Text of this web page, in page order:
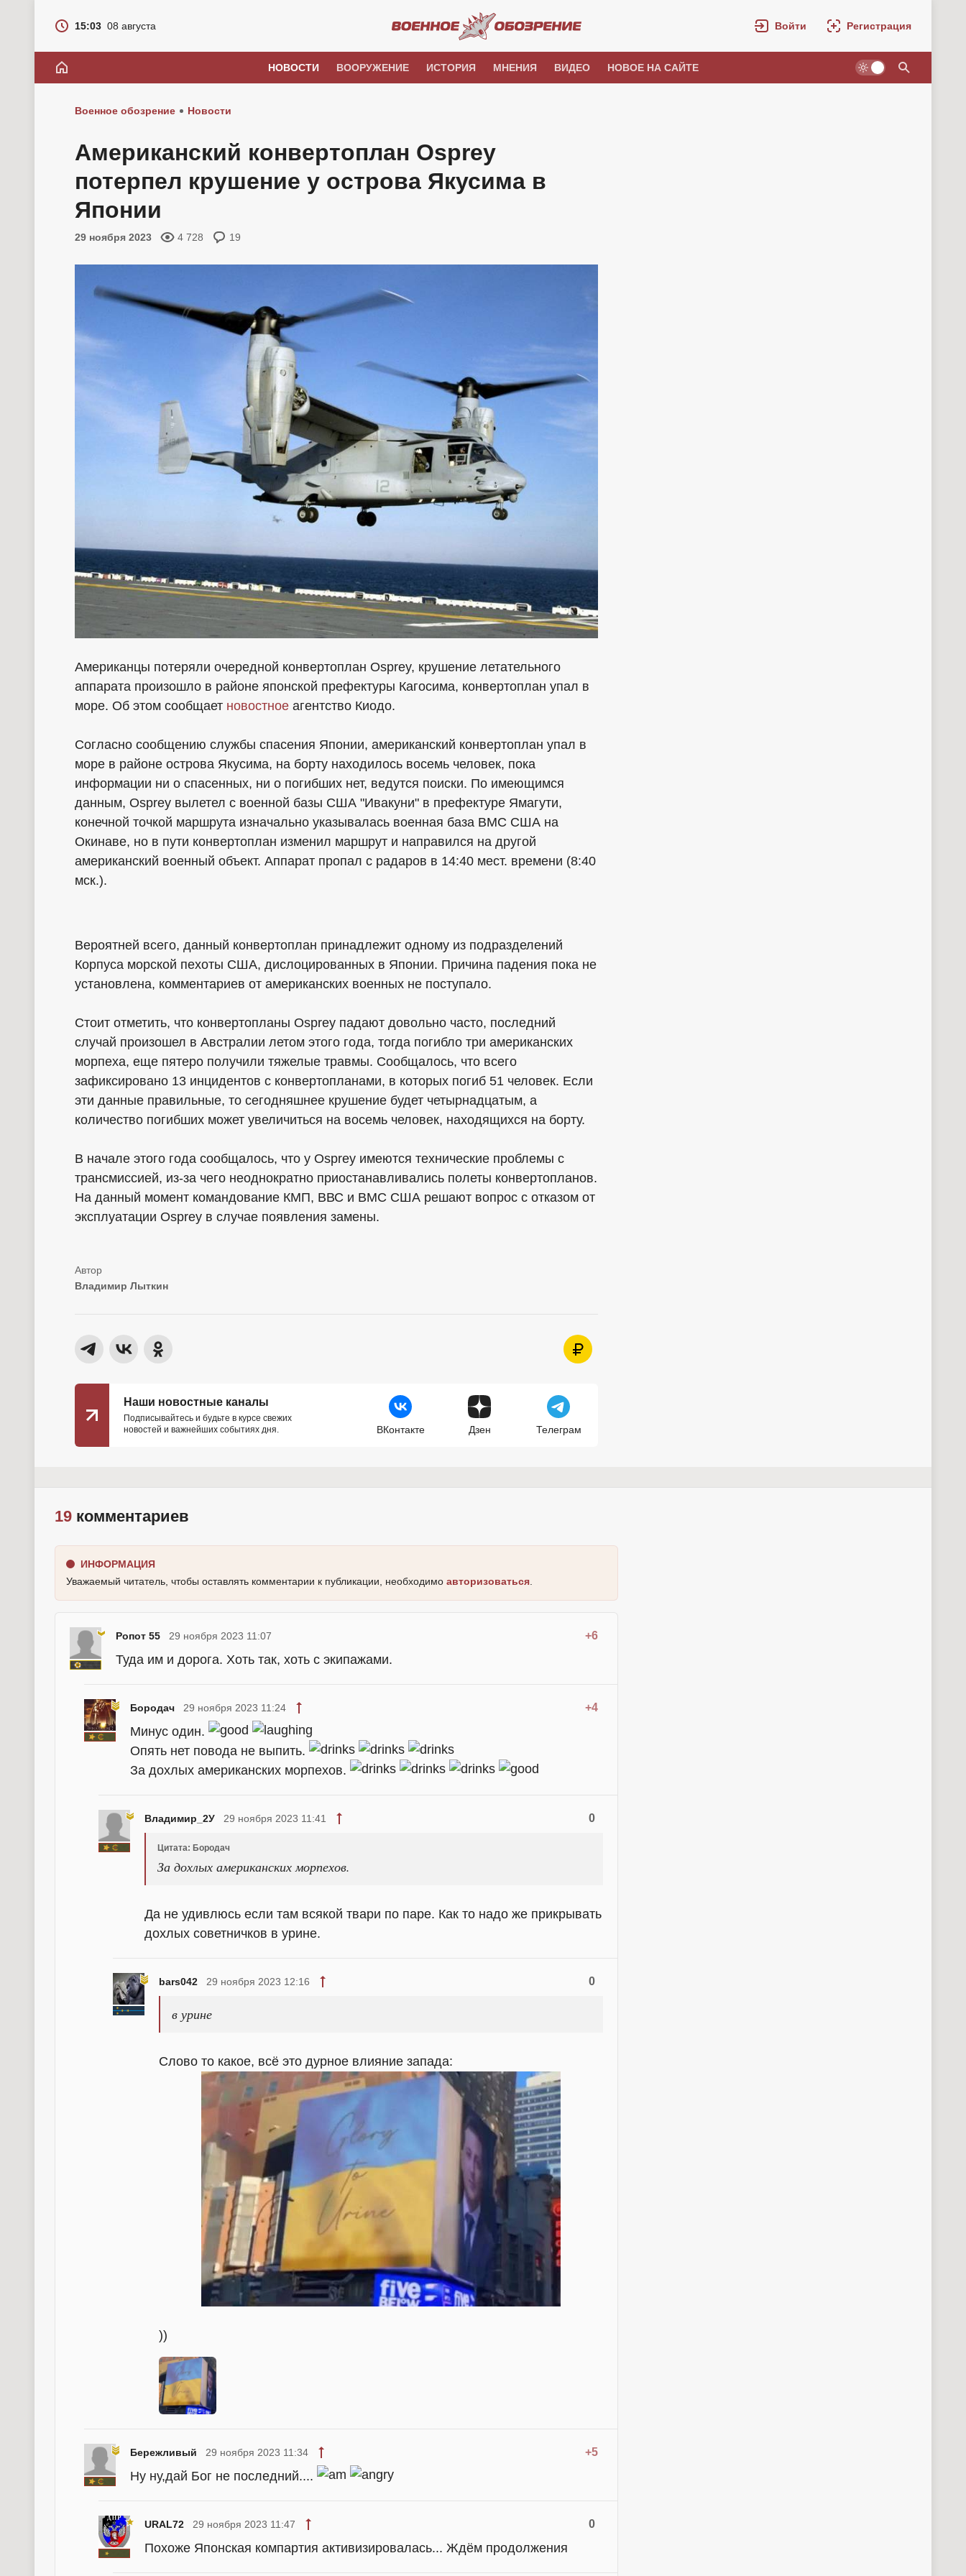
15:03 08 августа Войти Регистрация
НОВОСТИ ВООРУЖЕНИЕ ИСТОРИЯ МНЕНИЯ ВИДЕО НОВОЕ НА САЙТЕ
Военное обозрение Новости
Американский конвертоплан Osprey
потерпел крушение у острова Якусима в
Японии
29 ноября 2023 4 728 19
Американцы потеряли очередной конвертоплан Osprey, крушение летательного
аппарата произошло в районе японской префектуры Кагосима, конвертоплан упал в
море. Об этом сообщает новостное агентство Киодо.
Согласно сообщению службы спасения Японии, американский конвертоплан упал в
море в районе острова Якусима, на борту находилось восемь человек, пока
информации ни о спасенных, ни о погибших нет, ведутся поиски. По имеющимся
данным, Osprey вылетел с военной базы США "Ивакуни" в префектуре Ямагути,
конечной точкой маршрута изначально указывалась военная база ВМС США на
Окинаве, но в пути конвертоплан изменил маршрут и направился на другой
американский военный объект. Аппарат пропал с радаров в 14:40 мест. времени (8:40
мск.).
Вероятней всего, данный конвертоплан принадлежит одному из подразделений
Корпуса морской пехоты США, дислоцированных в Японии. Причина падения пока не
установлена, комментариев от американских военных не поступало.
Стоит отметить, что конвертопланы Osprey падают довольно часто, последний
случай произошел в Австралии летом этого года, тогда погибло три американских
морпеха, еще пятеро получили тяжелые травмы. Сообщалось, что всего
зафиксировано 13 инцидентов с конвертопланами, в которых погиб 51 человек. Если
эти данные правильные, то сегодняшнее крушение будет четырнадцатым, а
количество погибших может увеличиться на восемь человек, находящихся на борту.
В начале этого года сообщалось, что у Osprey имеются технические проблемы с
трансмиссией, из-за чего неоднократно приостанавливались полеты конвертопланов.
На данный момент командование КМП, ВВС и ВМС США решают вопрос с отказом от
эксплуатации Osprey в случае появления замены.
Владимир Лыткин
Наши новостные каналы
Подписывайтесь и будьте в курсе свежих
новостей и важнейших событиях дня.
ВКонтакте Дзен Телеграм
19 комментариев
ИНФОРМАЦИЯ
Уважаемый читатель, чтобы оставлять комментарии к публикации, необходимо авторизоваться
Ропот 55 +6
29 ноября 2023 11:07
Туда им и дорога. Хоть так, хоть с экипажами.
Бородач +4
29 ноября 2023 11:24
Минус один.
Опять нет повода не выпить.
За дохлых американских морпехов.
Владимир_2У 0
29 ноября 2023 11:41
Цитата: Бородач
За дохлых американских морпехов.
Да не удивлюсь если там всякой твари по паре. Как то надо же прикрывать
дохлых советничков в урине.
bars042 0
29 ноября 2023 12:16
в урине
Слово то какое, всё это дурное влияние запада:
))
Бережливый +5
29 ноября 2023 11:34
Ну ну,дай Бог не последний....
URAL72 0
29 ноября 2023 11:47
Похоже Японская компартия активизировалась... Ждём продолжения